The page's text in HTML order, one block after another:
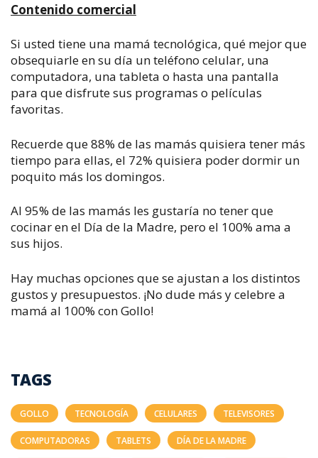
Contenido comercial
Si usted tiene una mamá tecnológica, qué mejor que
obsequiarle en su día un teléfono celular, una
computadora, una tableta o hasta una pantalla
para que disfrute sus programas o películas
favoritas.
Recuerde que 88% de las mamás quisiera tener más
tiempo para ellas, el 72% quisiera poder dormir un
poquito más los domingos.
Al 95% de las mamás les gustaría no tener que
cocinar en el Día de la Madre, pero el 100% ama a
sus hijos.
Hay muchas opciones que se ajustan a los distintos
gustos y presupuestos. ¡No dude más y celebre a
mamá al 100% con Gollo!
TAGS
GOLLO TECNOLOGÍA CELULARES TELEVISORES
COMPUTADORAS TABLETS DÍA DE LA MADRE